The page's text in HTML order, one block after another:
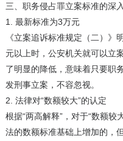
三、职务侵占罪立案标准的深
1. 最新标准为3万元
《立案追诉标准规定（二）
元以上时，公安机关就可以立
了明显的降低，意味着只要职
发刑事立案，不容忽视。
2. 法律对“数额较大”的认定
根据“两高解释”，对于“数额较
法的数额标准基础上增加的，